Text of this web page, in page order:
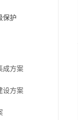
保护
成方案
设方案